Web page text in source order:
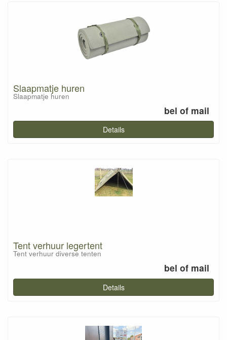
Slaapmatje huren
Slaapmatje huren
bel of mail
Details
Tent verhuur legertent
Tent verhuur diverse tenten
bel of mail
Details